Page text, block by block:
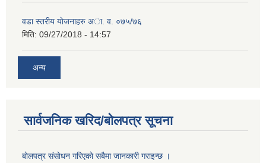
वडा स्तरीय याेजनाहरु अा. व. ०७५/७६
मिति: 09/27/2018 - 14:57
अन्य
सार्वजनिक खरिद/बोलपत्र सूचना
बाेलपत्र संसाेधन गरिएकाे सबैमा जानकारी गराइन्छ ।